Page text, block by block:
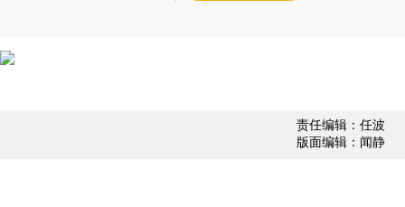
责任编辑：任波
版面编辑：闻静